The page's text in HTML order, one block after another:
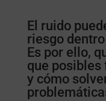
El ruido
riesgo
Es por ello,
que posibles
y cómo